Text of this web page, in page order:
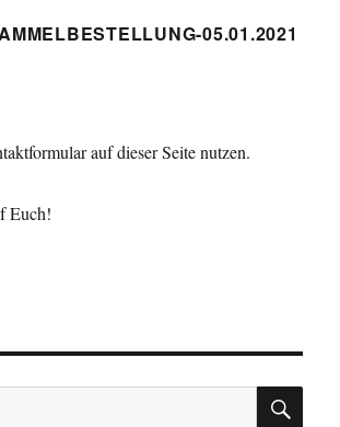
und
05.01.2021
auf dieser Seite nutzen.
Euch!